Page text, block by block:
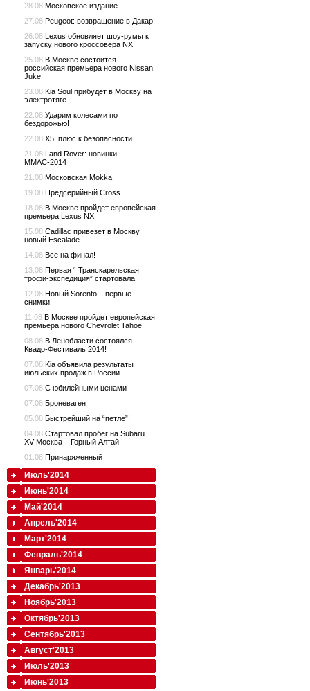
28.08 Московское издание
27.08 Peugeot: возвращение в Дакар!
26.08 Lexus обновляет шоу-румы к
запуску нового кроссовера NX
25.08 В Москве состоится
российская премьера нового Nissan
Juke
23.08 Kia Soul прибудет в Москву на
электротяге
22.08 Ударим колесами по
бездорожью!
22.08 X5: плюс к безопасности
21.08 Land Rover: новинки
ММАС-2014
21.08 Московская Mokka
19.08 Предсерийный Cross
18.08 В Москве пройдет европейская
премьера Lexus NX
15.08 Cadillac привезет в Москву
новый Escalade
14.08 Все на финал!
13.08 Первая “ Транскарельская
трофи-экспедиция” стартовала!
12.08 Новый Sorento – первые
снимки
11.08 В Москве пройдет европейская
премьера нового Chevrolet Tahoe
08.08 В Ленобласти состоялся
Квадо-Фестиваль 2014!
07.08 Kia объявила результаты
июльских продаж в России
07.08 С юбилейными ценами
07.08 Броневаген
05.08 Быстрейший на “петле”!
04.08 Стартовал пробег на Subaru
XV Москва – Горный Алтай
01.08 Принаряженный
Июль'2014
Июнь'2014
Май'2014
Апрель'2014
Март'2014
Февраль'2014
Январь'2014
Декабрь'2013
Ноябрь'2013
Октябрь'2013
Сентябрь'2013
Август'2013
Июль'2013
Июнь'2013